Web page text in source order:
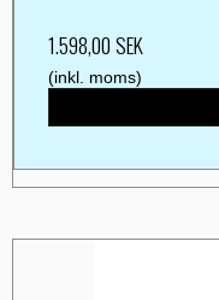
1.598,00 SEK
(inkl. moms)